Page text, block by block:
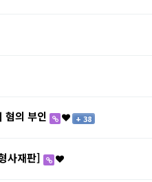
혐의 부인 + 38
사재판]